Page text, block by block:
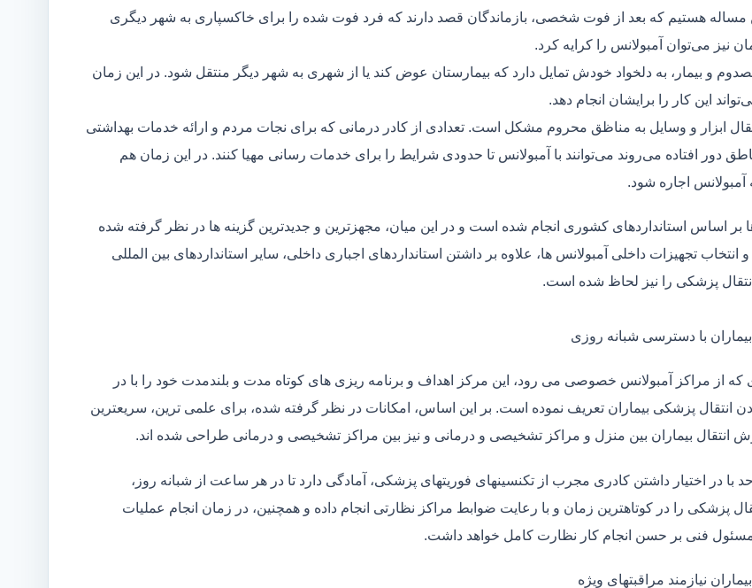
مساله هستیم که بعد از فوت شخصی، بازماندگان قصد دارند که فرد فوت شده را برای خاکسپاری به شهر دیگری
نیز می‌توان آمبولانس را کرایه کرد.
و بیمار، به دلخواد خودش تمایل دارد که بیمارستان عوض کند یا از شهری به شهر دیگر منتقل شود. در این زمان
این کار را برایشان انجام دهد.
ابزار و وسایل به مناظق محروم مشکل است. تعدادی از کادر درمانی که برای نجات مردم و ارائه خدمات بهداشتی
دور افتاده می‌روند می‌توانند با آمبولانس تا حدودی شرایط را برای خدمات رسانی مهیا کنند. در این زمان هم
اجاره شود.
بر اساس استانداردهای کشوری انجام شده است و در این میان، مجهزترین و جدیدترین گزینه ها در نظر گرفته شده
و انتخاب تجهیزات داخلی آمبولانس ها، علاوه بر داشتن استانداردهای اجباری داخلی، سایر استانداردهای بین المللی
پزشکی را نیز لحاظ شده است.
با دسترسی شبانه روزی
که از مراکز آمبولانس خصوصی می رود، این مرکز اهداف و برنامه ریزی های کوتاه مدت و بلندمدت خود را با در
انتقال پزشکی بیماران تعریف نموده است. بر این اساس، امکانات در نظر گرفته شده، برای علمی ترین، سریعترین
انتقال بیماران بین منزل و مراکز تشخیصی و درمانی و نیز بین مراکز تشخیصی و درمانی طراحی شده اند.
با در اختیار داشتن کادری مجرب از تکنسینهای فوریتهای پزشکی، آمادگی دارد تا در هر ساعت از شبانه روز،
پزشکی را در کوتاهترین زمان و با رعایت ضوابط مراکز نظارتی انجام داده و همچنین، در زمان انجام عملیات
مسئول فنی بر حسن انجام کار نظارت کامل خواهد داشت.
نیازمند مراقبتهای ویژه